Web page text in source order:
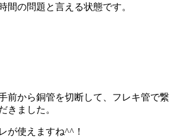
間の問題と言える状態です。
前から銅管を切断して、フレキ管で繋
きました。
が使えますね^^！